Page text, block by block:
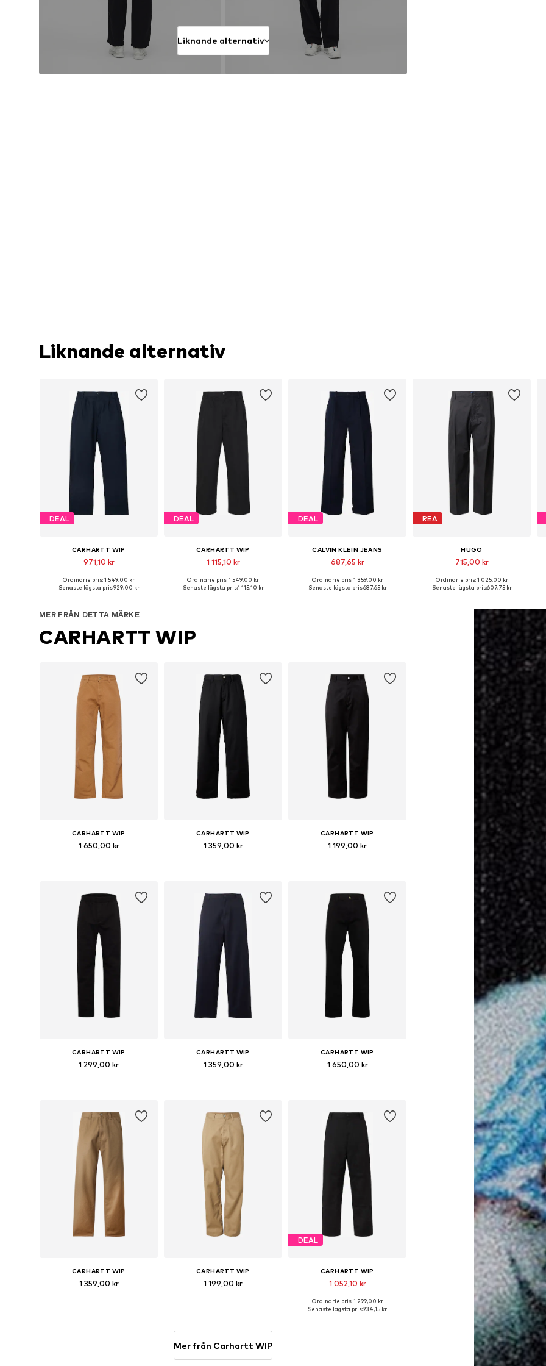
Liknande alternativ
Liknande alternativ
DEAL
CARHARTT WIP
971,10 kr
Ordinarie pris: 1 549,00 kr
Senaste lägsta pris:929,00 kr
DEAL
CARHARTT WIP
1 115,10 kr
Ordinarie pris: 1 549,00 kr
Senaste lägsta pris:1 115,10 kr
DEAL
CALVIN KLEIN JEANS
687,65 kr
Tillgänglig i många storlekar
Ordinarie pris: 1 359,00 kr
Senaste lägsta pris:687,65 kr
REA
HUGO
715,00 kr
Ordinarie pris: 1 025,00 kr
Senaste lägsta pris:607,75 kr
MER FRÅN DETTA MÄRKE
CARHARTT WIP
CARHARTT WIP
1 650,00 kr
CARHARTT WIP
1 359,00 kr
CARHARTT WIP
1 199,00 kr
CARHARTT WIP
1 299,00 kr
CARHARTT WIP
1 359,00 kr
CARHARTT WIP
1 650,00 kr
CARHARTT WIP
1 359,00 kr
CARHARTT WIP
1 199,00 kr
DEAL
CARHARTT WIP
1 052,10 kr
Ordinarie pris: 1 299,00 kr
Senaste lägsta pris:934,15 kr
Mer från Carhartt WIP